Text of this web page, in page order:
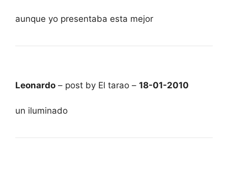
aunque yo presentaba esta mejor
Leonardo – post by El tarao – 18-01-2010
un iluminado